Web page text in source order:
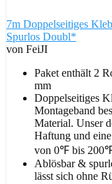
7m Doppelseitiges
Spurlos Doubl*
von FeiJI
Paket enthält 2
mm
Doppelseitiges
Montageband
Material. Unser
Haftung und
von 0℉ bis
Ablösbar &
lässt sich ohne